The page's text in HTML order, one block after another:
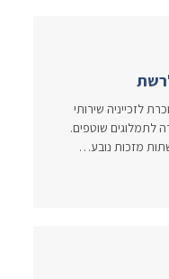
לזכייניה שירותי
לתמלוגים שוטפים.
מזכות נובע…